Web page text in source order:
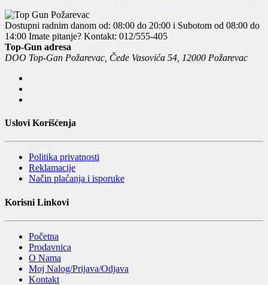
Dostupni radnim danom od: 08:00 do 20:00 i Subotom od 08:00 do
14:00 Imate pitanje? Kontakt: 012/555-405
Top-Gun adresa
DOO Top-Gan Požarevac, Čede Vasovića 54, 12000 Požarevac
Uslovi Korišćenja
Politika privatnosti
Reklamacije
Način plaćanja i isporuke
Korisni Linkovi
Početna
Prodavnica
O Nama
Moj Nalog/Prijava/Odjava
Kontakt